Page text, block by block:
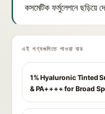
কসমেটিক ফর্মুলেশনে ছড়িয়ে
এই পণ্যগুলিতে পাওয়া যায়
1% Hyaluronic Tinted
& PA++++ for Broad